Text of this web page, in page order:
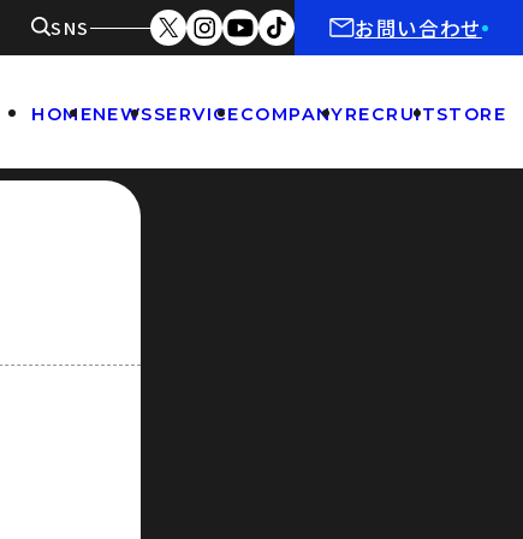
SNS お問い合わせ
HOMENEWSSERVICECOMPANYRECRUITSTORE